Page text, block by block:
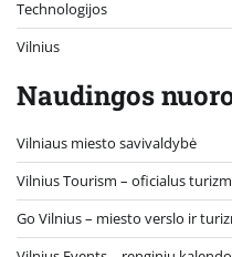
Technologijos
Vilnius
Naudingos
Vilniaus miesto savivaldybė
Vilnius Tourism – oficialus
Go Vilnius – miesto verslo ir